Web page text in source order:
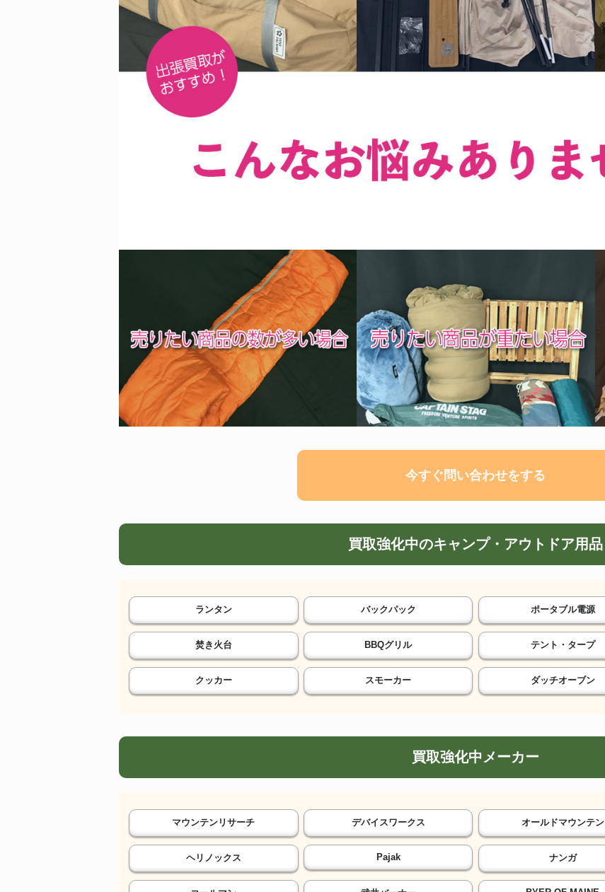
今すぐ問い合わせをする
買取強化中のキャンプ・アウトドア用品
ランタン バックパック ポータブル電源
焚き火台 BBQグリル テント・タープ
クッカー スモーカー ダッチオーブン
買取強化中メーカー
マウンテンリサーチ デバイスワークス オールドマウンテン
ヘリノックス Pajak ナンガ